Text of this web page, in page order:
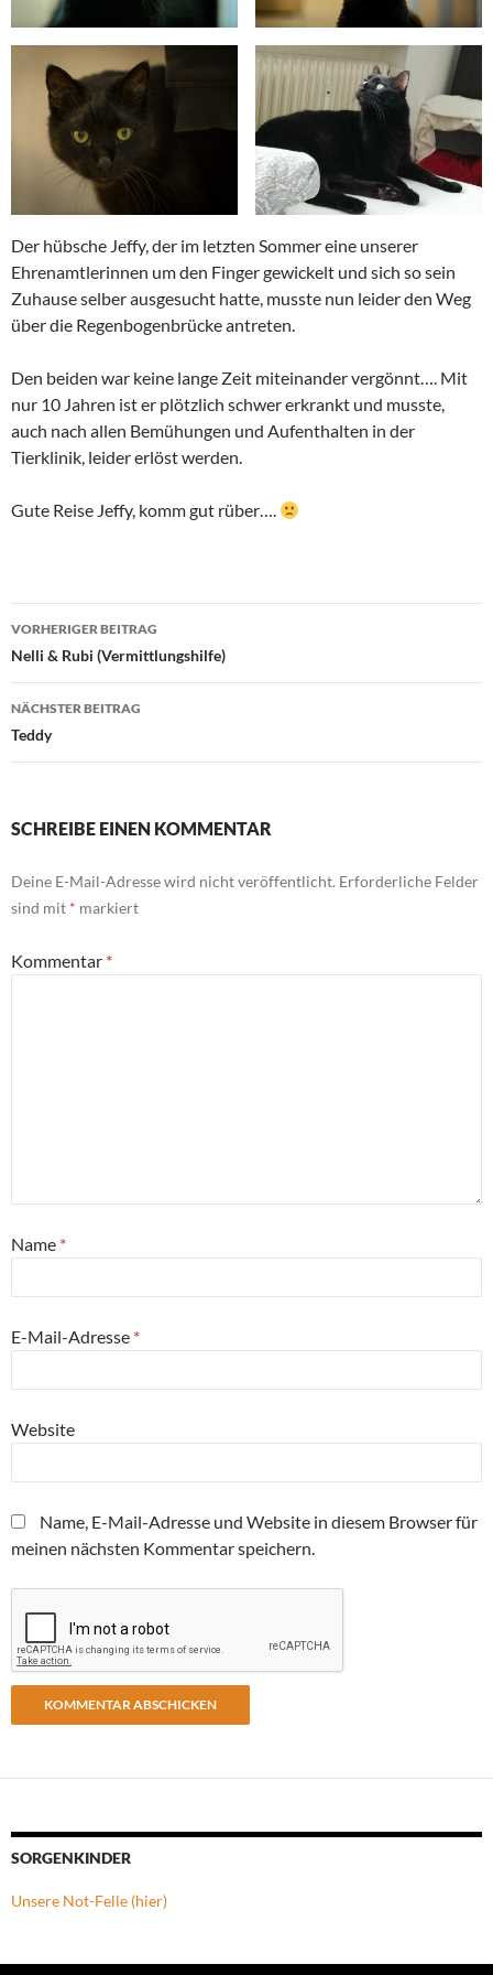
Der hübsche Jeffy, der im letzten Sommer eine unserer
Ehrenamtlerinnen um den Finger gewickelt und sich so sein
Zuhause selber ausgesucht hatte, musste nun leider den Weg
über die Regenbogenbrücke antreten.
Den beiden war keine lange Zeit miteinander vergönnt…. Mit
nur 10 Jahren ist er plötzlich schwer erkrankt und musste,
auch nach allen Bemühungen und Aufenthalten in der
Tierklinik, leider erlöst werden.
Gute Reise Jeffy, komm gut rüber….
Beitragsnavigation
VORHERIGER BEITRAG
Nelli & Rubi (Vermittlungshilfe)
NÄCHSTER BEITRAG
Teddy
SCHREIBE EINEN KOMMENTAR
Deine E-Mail-Adresse wird nicht veröffentlicht. Erforderliche Felder
sind mit * markiert
Kommentar *
Name *
E-Mail-Adresse *
Website
Name, E-Mail-Adresse und Website in diesem Browser für
meinen nächsten Kommentar speichern.
SORGENKINDER
Unsere Not-Felle (hier)